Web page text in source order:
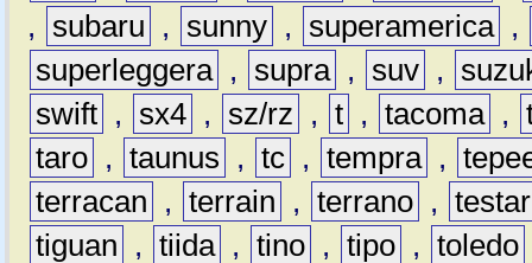
,
subaru , sunny , superamerica ,
superleggera , supra , suv ,
swift , sx4 , sz/rz , t , tacoma ,
taro , taunus , tc , tempra ,
terracan
, terrain , terrano ,
tiguan
, tiida , tino , tipo , toledo